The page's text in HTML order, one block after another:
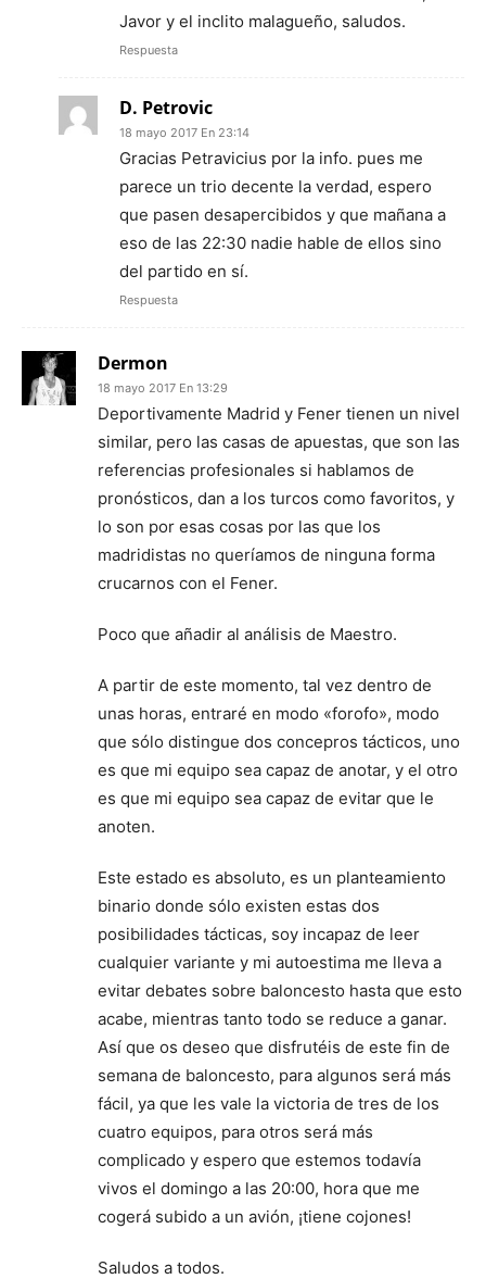
Javor y el inclito malagueño, saludos.
Respuesta
D. Petrovic
18 mayo 2017 En 23:14
Gracias Petravicius por la info. pues me
parece un trio decente la verdad, espero
que pasen desapercibidos y que mañana a
eso de las 22:30 nadie hable de ellos sino
del partido en sí.
Respuesta
Dermon
18 mayo 2017 En 13:29
Deportivamente Madrid y Fener tienen un nivel
similar, pero las casas de apuestas, que son las
referencias profesionales si hablamos de
pronósticos, dan a los turcos como favoritos, y
lo son por esas cosas por las que los
madridistas no queríamos de ninguna forma
crucarnos con el Fener.
Poco que añadir al análisis de Maestro.
A partir de este momento, tal vez dentro de
unas horas, entraré en modo «forofo», modo
que sólo distingue dos concepros tácticos, uno
es que mi equipo sea capaz de anotar, y el otro
es que mi equipo sea capaz de evitar que le
anoten.
Este estado es absoluto, es un planteamiento
binario donde sólo existen estas dos
posibilidades tácticas, soy incapaz de leer
cualquier variante y mi autoestima me lleva a
evitar debates sobre baloncesto hasta que esto
acabe, mientras tanto todo se reduce a ganar.
Así que os deseo que disfrutéis de este fin de
semana de baloncesto, para algunos será más
fácil, ya que les vale la victoria de tres de los
cuatro equipos, para otros será más
complicado y espero que estemos todavía
vivos el domingo a las 20:00, hora que me
cogerá subido a un avión, ¡tiene cojones!
Saludos a todos.